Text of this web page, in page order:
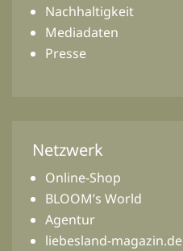
Nachhaltigkeit
Mediadaten
Presse
Netzwerk
Online-Shop
BLOOM’s World
Agentur
liebesland-magazin.de